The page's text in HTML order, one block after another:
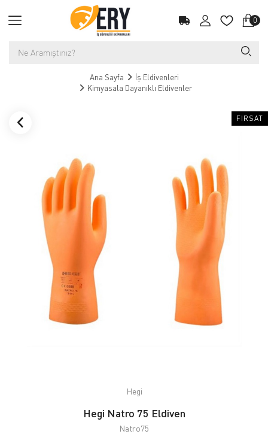
0
Ana Sayfa
İş Eldivenleri
Kimyasala Dayanıklı Eldivenler
FIRSAT
Hegi
Hegi Natro 75 Eldiven
Natro75